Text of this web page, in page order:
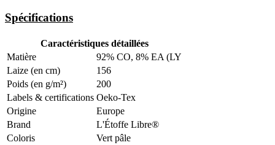
Spécifications
Caractéristiques détaillées
Matière
92% CO, 8% EA (LY
Laize (en cm)
156
Poids (en g/m²)
200
Labels & certifications Oeko-Tex
Origine
Europe
Brand
L'Étoffe Libre®
Coloris
Vert pâle